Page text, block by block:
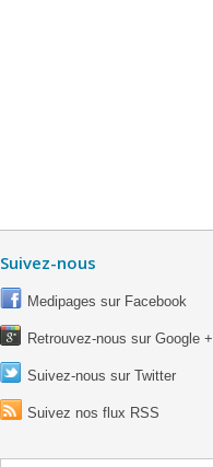
Suivez-nous
Medipages sur Facebook
Retrouvez-nous sur Google +
Suivez-nous sur Twitter
Suivez nos flux RSS